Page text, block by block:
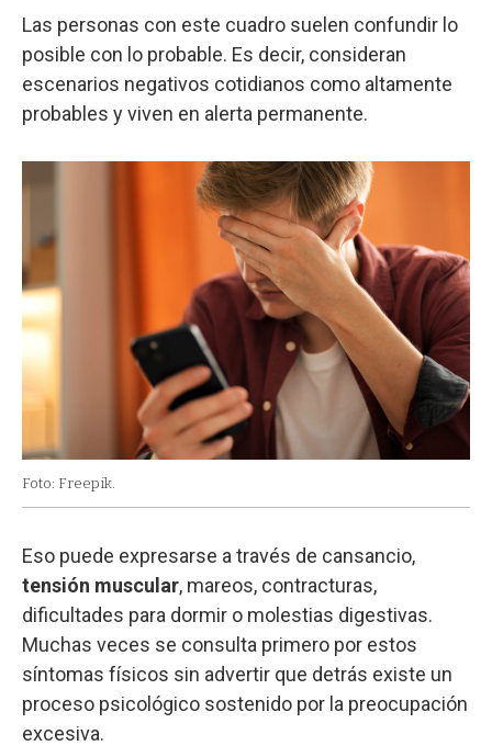
Las personas con este cuadro suelen confundir lo
posible con lo probable. Es decir, consideran
escenarios negativos cotidianos como altamente
probables y viven en alerta permanente.
Foto: Freepik.
Eso puede expresarse a través de cansancio,
tensión muscular, mareos, contracturas,
dificultades para dormir o molestias digestivas.
Muchas veces se consulta primero por estos
síntomas físicos sin advertir que detrás existe un
proceso psicológico sostenido por la preocupación
excesiva.